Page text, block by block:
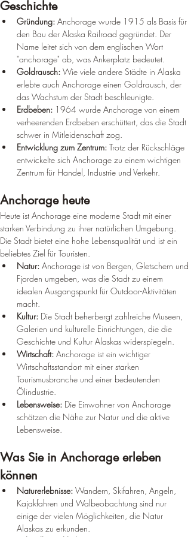
Geschichte
Gründung: Anchorage wurde 1915 als Basis für
den Bau der Alaska Railroad gegründet. Der
Name leitet sich von dem englischen Wort
"anchorage" ab, was Ankerplatz bedeutet.
Goldrausch: Wie viele andere Städte in Alaska
erlebte auch Anchorage einen Goldrausch, der
das Wachstum der Stadt beschleunigte.
Erdbeben: 1964 wurde Anchorage von einem
verheerenden Erdbeben erschüttert, das die Stadt
schwer in Mitleidenschaft zog.
Entwicklung zum Zentrum: Trotz der Rückschläge
entwickelte sich Anchorage zu einem wichtigen
Zentrum für Handel, Industrie und Verkehr.
Anchorage heute
Heute ist Anchorage eine moderne Stadt mit einer
starken Verbindung zu ihrer natürlichen Umgebung.
Die Stadt bietet eine hohe Lebensqualität und ist ein
beliebtes Ziel für Touristen.
Natur: Anchorage ist von Bergen, Gletschern und
Fjorden umgeben, was die Stadt zu einem
idealen Ausgangspunkt für Outdoor-Aktivitäten
macht.
Kultur: Die Stadt beherbergt zahlreiche Museen,
Galerien und kulturelle Einrichtungen, die die
Geschichte und Kultur Alaskas widerspiegeln.
Wirtschaft: Anchorage ist ein wichtiger
Wirtschaftsstandort mit einer starken
Tourismusbranche und einer bedeutenden
Ölindustrie.
Lebensweise: Die Einwohner von Anchorage
schätzen die Nähe zur Natur und die aktive
Lebensweise.
Was Sie in Anchorage erleben
können
Naturerlebnisse: Wandern, Skifahren, Angeln,
Kajakfahren und Walbeobachtung sind nur
einige der vielen Möglichkeiten, die Natur
Alaskas zu erkunden.